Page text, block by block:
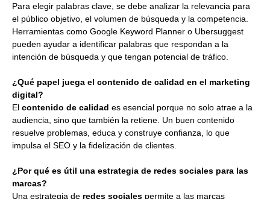
Para elegir palabras clave, se debe analizar la relevancia para
el público objetivo, el volumen de búsqueda y la competencia.
Herramientas como Google Keyword Planner o Ubersuggest
pueden ayudar a identificar palabras que respondan a la
intención de búsqueda y que tengan potencial de tráfico.
¿Qué papel juega el contenido de calidad en el marketing
digital?
El contenido de calidad es esencial porque no solo atrae a la
audiencia, sino que también la retiene. Un buen contenido
resuelve problemas, educa y construye confianza, lo que
impulsa el SEO y la fidelización de clientes.
¿Por qué es útil una estrategia de redes sociales para las
marcas?
Una estrategia de redes sociales permite a las marcas